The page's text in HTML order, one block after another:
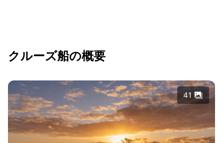
クルーズ船の概要
41